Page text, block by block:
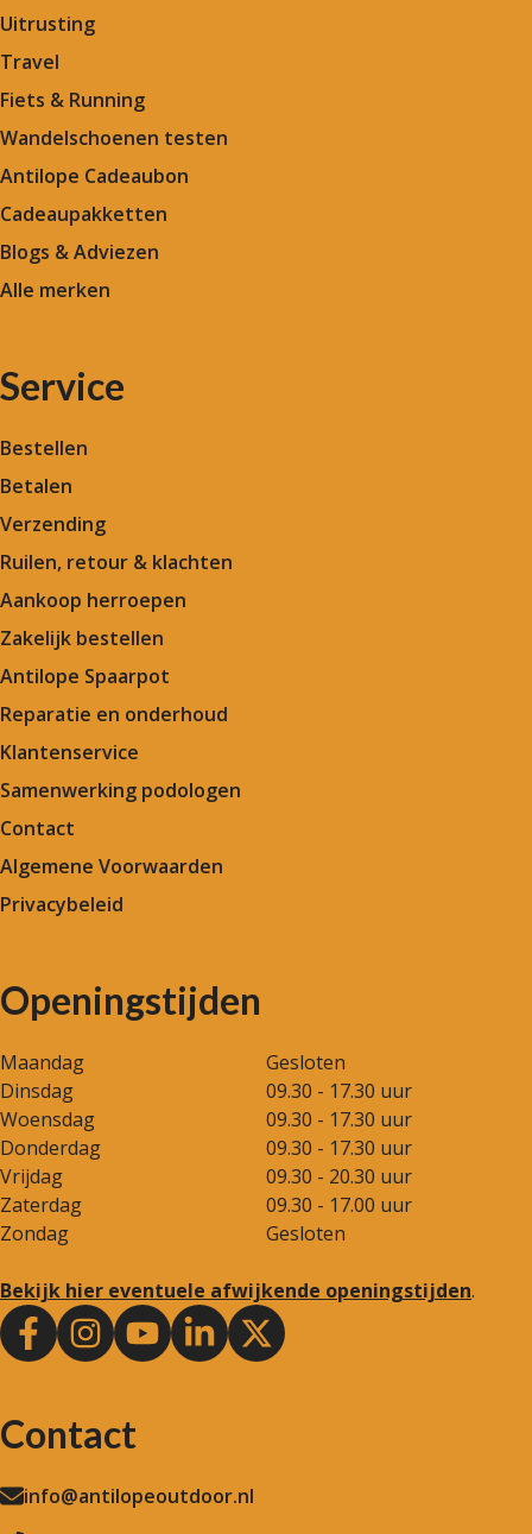
Uitrusting
Travel
Fiets & Running
Wandelschoenen testen
Antilope Cadeaubon
Cadeaupakketten
Blogs & Adviezen
Alle merken
Service
Bestellen
Betalen
Verzending
Ruilen, retour & klachten
Aankoop herroepen
Zakelijk bestellen
Antilope Spaarpot
Reparatie en onderhoud
Klantenservice
Samenwerking podologen
Contact
Algemene Voorwaarden
Privacybeleid
Openingstijden
Maandag
Gesloten
Dinsdag
09.30 - 17.30 uur
Woensdag
09.30 - 17.30 uur
Donderdag
09.30 - 17.30 uur
Vrijdag
09.30 - 20.30 uur
Zaterdag
09.30 - 17.00 uur
Zondag
Gesloten
Bekijk hier eventuele afwijkende openingstijden.
Contact
info@antilopeoutdoor.nl